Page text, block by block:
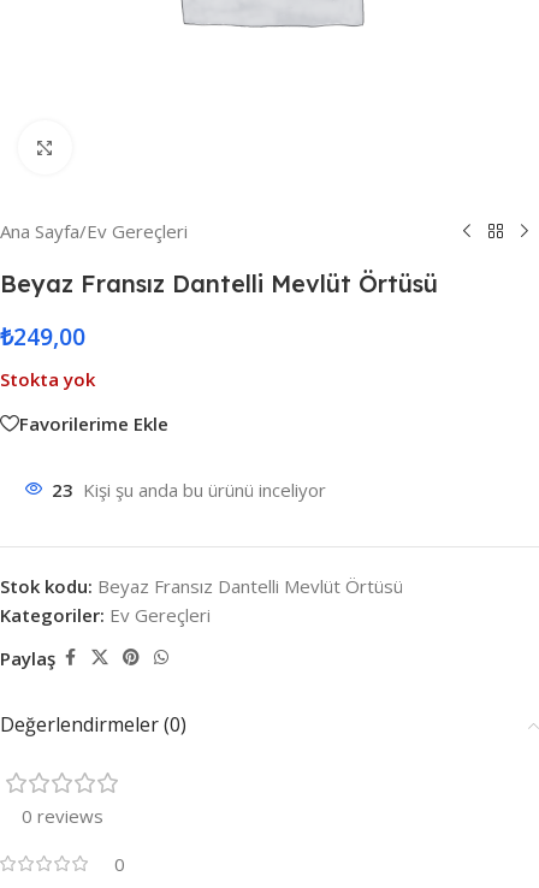
Ana Sayfa/Ev Gereçleri
Beyaz Fransız Dantelli Mevlüt Örtüsü
₺249,00
Stokta yok
Favorilerime Ekle
23 Kişi şu anda bu ürünü inceliyor
Stok kodu: Beyaz Fransız Dantelli Mevlüt Örtüsü
Kategoriler: Ev Gereçleri
Paylaş
Değerlendirmeler (0)
0 reviews
0